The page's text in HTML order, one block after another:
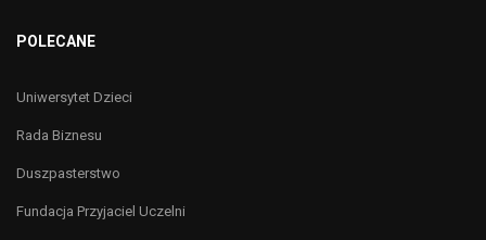
POLECANE
Uniwersytet Dzieci
Rada Biznesu
Duszpasterstwo
Fundacja Przyjaciel Uczelni